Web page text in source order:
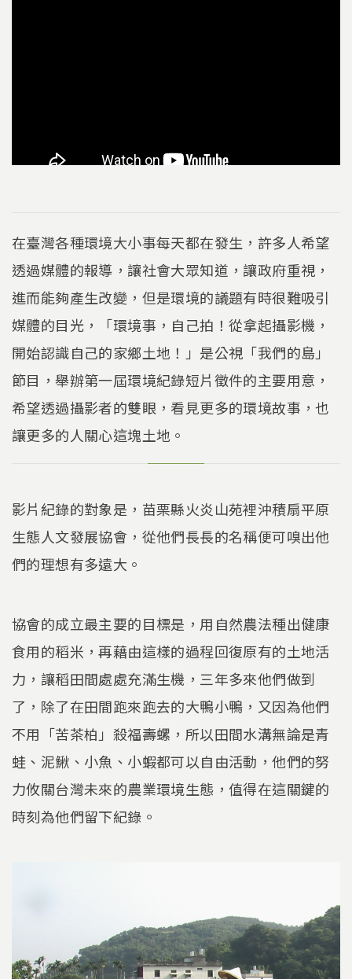
在臺灣各種環境大小事每天都在發生，許多人希望
透過媒體的報導，讓社會大眾知道，讓政府重視，
進而能夠產生改變，但是環境的議題有時很難吸引
媒體的目光，「環境事，自己拍！從拿起攝影機，
開始認識自己的家鄉土地！」是公視「我們的島」
節目，舉辦第一屆環境紀錄短片徵件的主要用意，
希望透過攝影者的雙眼，看見更多的環境故事，也
讓更多的人關心這塊土地。
影片紀錄的對象是，苗栗縣火炎山苑裡沖積扇平原
生態人文發展協會，從他們長長的名稱便可嗅出他
們的理想有多遠大。
協會的成立最主要的目標是，用自然農法種出健康
食用的稻米，再藉由這樣的過程回復原有的土地活
力，讓稻田間處處充滿生機，三年多來他們做到
了，除了在田間跑來跑去的大鴨小鴨，又因為他們
不用「苦茶柏」殺福壽螺，所以田間水溝無論是青
蛙、泥鰍、小魚、小蝦都可以自由活動，他們的努
力攸關台灣未來的農業環境生態，值得在這關鍵的
時刻為他們留下紀錄。